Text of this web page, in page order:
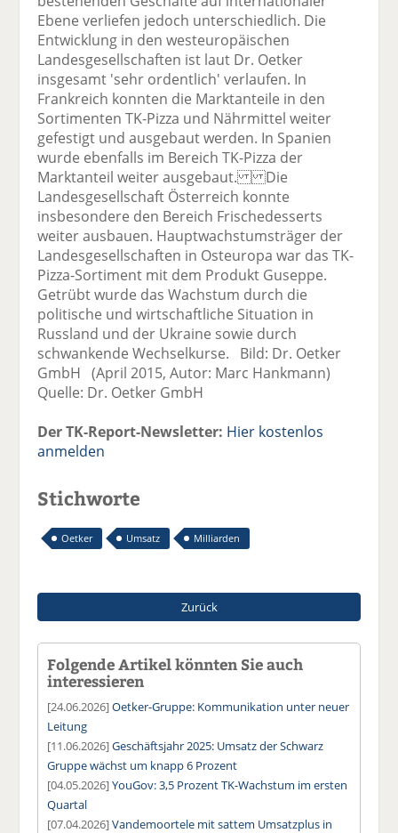
Ebene verliefen jedoch unterschiedlich. Die
Entwicklung in den westeuropäischen
Landesgesellschaften ist laut Dr. Oetker
insgesamt 'sehr ordentlich' verlaufen. In
Frankreich konnten die Marktanteile in den
Sortimenten TK-Pizza und Nährmittel weiter
gefestigt und ausgebaut werden. In Spanien
wurde ebenfalls im Bereich TK-Pizza der
Marktanteil weiter ausgebaut. Die
Landesgesellschaft Österreich konnte
insbesondere den Bereich Frischedesserts
weiter ausbauen. Hauptwachstumsträger der
Landesgesellschaften in Osteuropa war das TK-
Pizza-Sortiment mit dem Produkt Guseppe.
Getrübt wurde das Wachstum durch die
politische und wirtschaftliche Situation in
Russland und der Ukraine sowie durch
schwankende Wechselkurse. Bild: Dr. Oetker
GmbH (April 2015, Autor: Marc Hankmann)
Quelle: Dr. Oetker GmbH
Der TK-Report-Newsletter: Hier kostenlos
anmelden
Stichworte
Oetker Umsatz Milliarden
Zurück
Folgende Artikel könnten Sie auch
interessieren
[24.06.2026]Oetker-Gruppe: Kommunikation unter neuer
Leitung
[11.06.2026]Geschäftsjahr 2025: Umsatz der Schwarz
Gruppe wächst um knapp 6 Prozent
[04.05.2026]YouGov: 3,5 Prozent TK-Wachstum im ersten
Quartal
[07.04.2026]Vandemoortele mit sattem Umsatzplus in